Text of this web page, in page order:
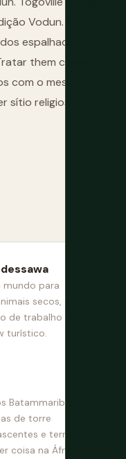
Vodun. Os
espalhados pelo
them como
com o mesmo
sítio religioso está
mundo para
secos, ervas,
de trabalho ativo
turístico.
Batammariba —
de torre
e terras
coisa na África